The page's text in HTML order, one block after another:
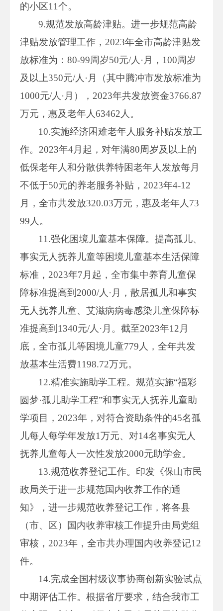
的小区11个。
9.规范发放高龄津贴。进一步规范高龄
津贴发放管理工作，2023年全市高龄津贴发
放标准为：80-99周岁50元/人·月，100周岁
及以上350元/人·月（其中腾冲市发放标准为
1000元/人·月），2023年共发放资金3766.87
万元，惠及老年人63462人。
10.实施经济困难老年人服务补贴发放工
作。2023年4月起，对年满80周岁及以上的
低保老年人和分散供养特困老年人发放每月
不低于50元的养老服务补贴，2023年4-12
月，全市共发放320.03万元，惠及老年人73
99人。
11.强化困境儿童基本保障。提高孤儿、
事实无人抚养儿童等困境儿童基本生活保障
标准，2023年7月起，全市集中养育儿童保
障标准提高到2000/人·月，散居孤儿和事实
无人抚养儿童、艾滋病病毒感染儿童保障标
准提高到1340元/人·月。截至2023年12月
底，全市孤儿等困境儿童779人，全年共发
放基本生活费1198.72万元。
12.精准实施助学工程。规范实施“福彩
圆梦·孤儿助学工程”和事实无人抚养儿童助
学项目，2023年，对符合资助条件的45名孤
儿每人每学年发放1万元、对14名事实无人
抚养儿童每人一次性发放2000元助学金。
13.规范收养登记工作。印发《保山市民
政局关于进一步规范国内收养工作的通
知》，进一步规范收养登记工作，将各县
（市、区）国内收养审核工作提升由局党组
审核，2023年，全市共办理国内收养登记12
件。
14.完成全国村级议事协商创新实验试点
中期评估工作。根据省厅要求，结合我市工